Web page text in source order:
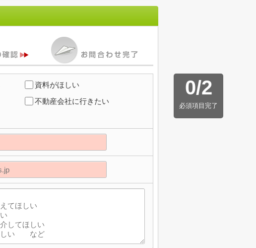
0/2
必須項目完了
資料がほしい
不動産会社に行きたい